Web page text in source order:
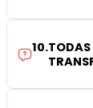
10.TODAS